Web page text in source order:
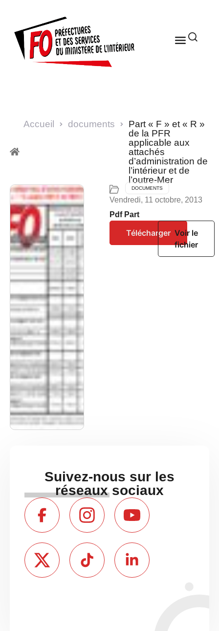
Accueil documents
Part « F » et « R »
de la PFR
applicable aux
attachés
d’administration de
l’intérieur et de
l’outre-Mer
DOCUMENTS
Vendredi, 11 octobre, 2013
Pdf Part
Télécharger Voir le
fichier
Suivez-nous sur les
réseaux sociaux